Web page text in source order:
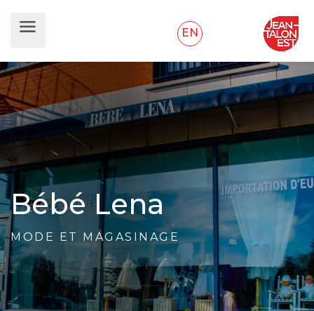
EN
Bébé Lena
MODE ET MAGASINAGE